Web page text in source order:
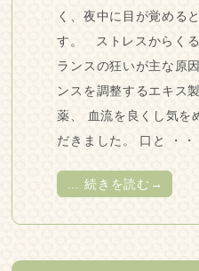
く、夜中に目が覚める
す。 ストレスからく
ランスの狂いが主な原
ンスを調整するエキス
薬、 血流を良くし気を
だきました。 口と ・・
… 続きを読む→